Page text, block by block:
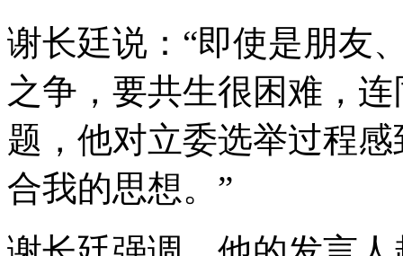
谢长廷说：“即使是朋友
之争，要共生很困难，
题，他对立委选举过程
合我的思想。”